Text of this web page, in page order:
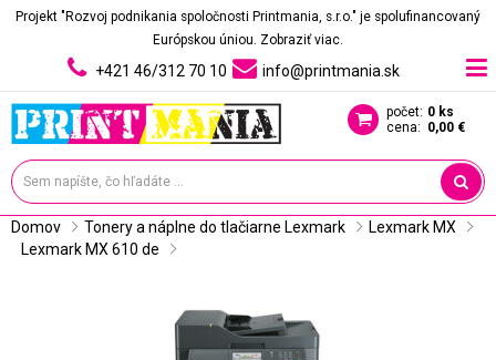
Projekt "Rozvoj podnikania spoločnosti Printmania, s.r.o." je spolufinancovaný
Európskou úniou. Zobraziť viac.
+421 46/312 70 10 info@printmania.sk
počet: 0 ks
cena: 0,00 €
Domov Tonery a náplne do tlačiarne Lexmark
Lexmark MX
Lexmark MX 610 de